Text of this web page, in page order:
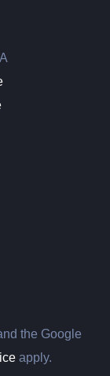
the Google
apply.